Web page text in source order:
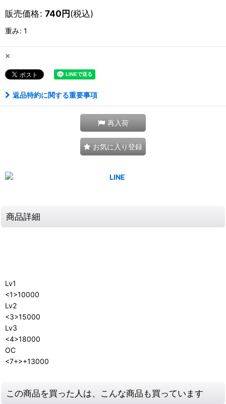
販売価格: 740円(税込)
重み: 1
×
返品特約に関する重要事項
再入荷
お気に入り登録
商品詳細
Lv1
<1>10000
Lv2
<3>15000
Lv3
<4>18000
OC
<7+>+13000
この商品を買った人は、こんな商品も買っています